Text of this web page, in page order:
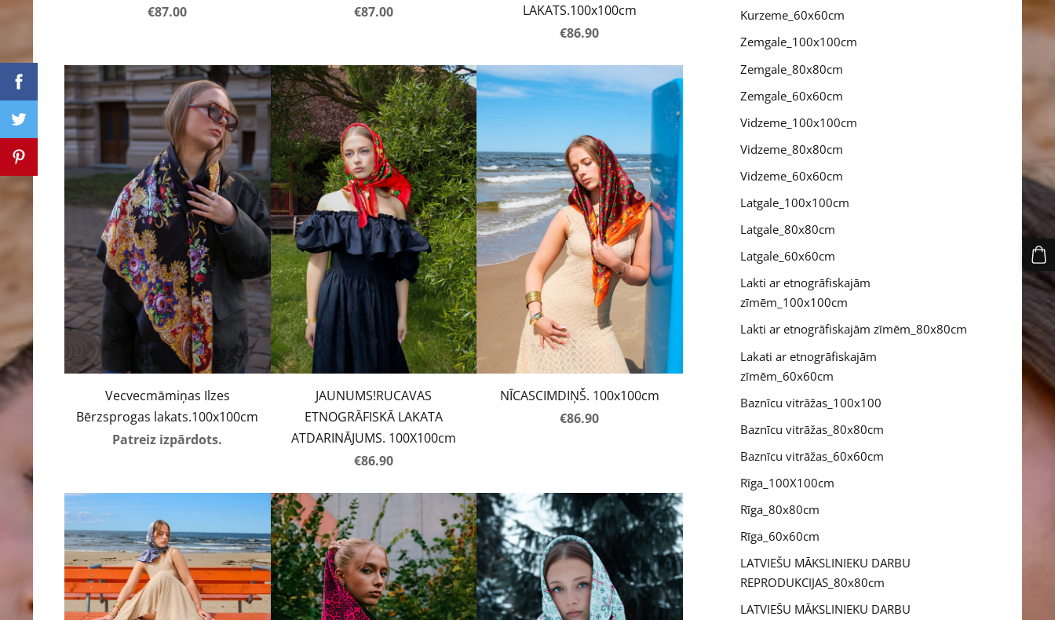
Kurzeme_60x60cm
Zemgale_100x100cm
Zemgale_80x80cm
Zemgale_60x60cm
Vidzeme_100x100cm
Vidzeme_80x80cm
Vidzeme_60x60cm
Latgale_100x100cm
Latgale_80x80cm
Latgale_60x60cm
Lakti ar etnogrāfiskajām
zīmēm_100x100cm
Lakti ar etnogrāfiskajām zīmēm_80x80cm
Lakati ar etnogrāfiskajām
zīmēm_60x60cm
Baznīcu vitrāžas_100x100
Baznīcu vitrāžas_80x80cm
Baznīcu vitrāžas_60x60cm
Rīga_100X100cm
Rīga_80x80cm
Rīga_60x60cm
LATVIEŠU MĀKSLINIEKU DARBU
REPRODUKCIJAS_80x80cm
LATVIEŠU MĀKSLINIEKU DARBU
€87.00
€87.00
LAKATS.100x100cm
€86.90
Vecvecmāmiņas Ilzes
Bērzsprogas lakats.100x100cm
Patreiz izpārdots.
JAUNUMS!RUCAVAS
ETNOGRĀFISKĀ LAKATA
ATDARINĀJUMS. 100X100cm
€86.90
NĪCASCIMDIŅŠ. 100x100cm
€86.90